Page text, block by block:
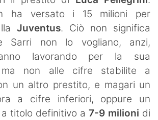
ha versato i 15 milioni per
Juventus. Ciò non significa
Sarri non lo vogliano, anzi,
lavorando per la sua
ma non alle cifre stabilite a
un altro prestito, e magari un
a cifre inferiori, oppure un
titolo definitivo a 7-9 milioni di